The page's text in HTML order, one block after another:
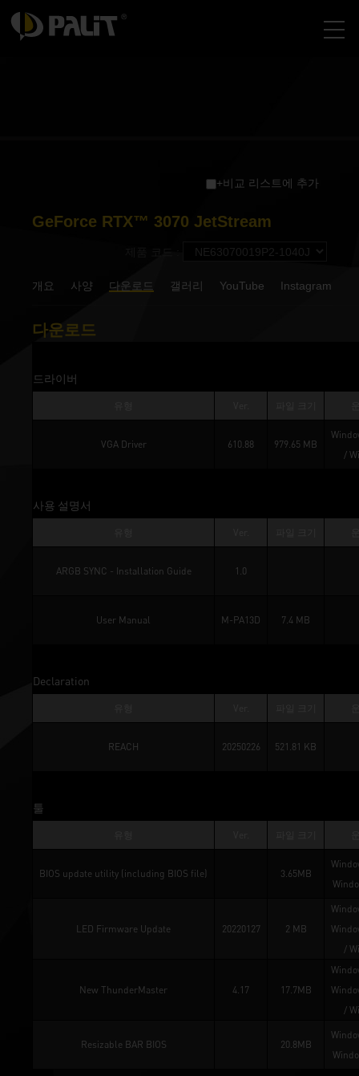
+비교 리스트에 추가
GeForce RTX™ 3070 JetStream
개요 사양 다운로드 갤러리 YouTube Instagram
다운로드
드라이버
VGA Driver 610.88 979.65 MB
/
사용 설명서
ARGB SYNC - Installation Guide 1.0
User Manual M-PA13D 7.4 MB
Declaration
REACH 20250226 521.81 KB
툴
BIOS update utility (including BIOS file) 3.65MB
LED Firmware Update 20220127 2 MB
/
New ThunderMaster 4.17 17.7MB
/
Resizable BAR BIOS 20.8MB